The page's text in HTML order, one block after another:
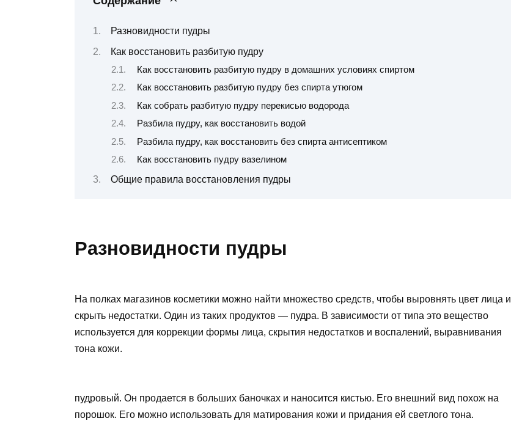
Разновидности пудры
Как восстановить разбитую пудру
Как восстановить разбитую пудру в домашних условиях спиртом
Как восстановить разбитую пудру без спирта утюгом
Как собрать разбитую пудру перекисью водорода
Разбила пудру, как восстановить водой
Разбила пудру, как восстановить без спирта антисептиком
Как восстановить пудру вазелином
Общие правила восстановления пудры
Разновидности пудры
На полках магазинов косметики можно найти множество средств, чтобы выровнять цвет лица и
скрыть недостатки. Один из таких продуктов — пудра. В зависимости от типа это вещество
используется для коррекции формы лица, скрытия недостатков и воспалений, выравнивания
тона кожи.
пудровый. Он продается в больших баночках и наносится кистью. Его внешний вид похож на
порошок. Его можно использовать для матирования кожи и придания ей светлого тона.